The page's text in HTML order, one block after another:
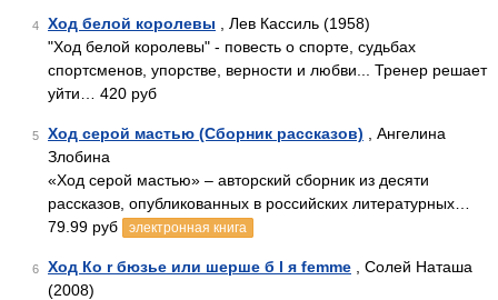
4 Ход белой королевы , Лев Кассиль (1958)
"Ход белой королевы" - повесть о спорте, судьбах
спортсменов, упорстве, верности и любви... Тренер решает
уйти… 420 руб
5 Ход серой мастью (Сборник рассказов) , Ангелина
Злобина
«Ход серой мастью» – авторский сборник из десяти
рассказов, опубликованных в российских литературных…
79.99 руб
электронная книга
6 Ход Ко r бюзье или шерше б l я femme , Солей Наташа
(2008)